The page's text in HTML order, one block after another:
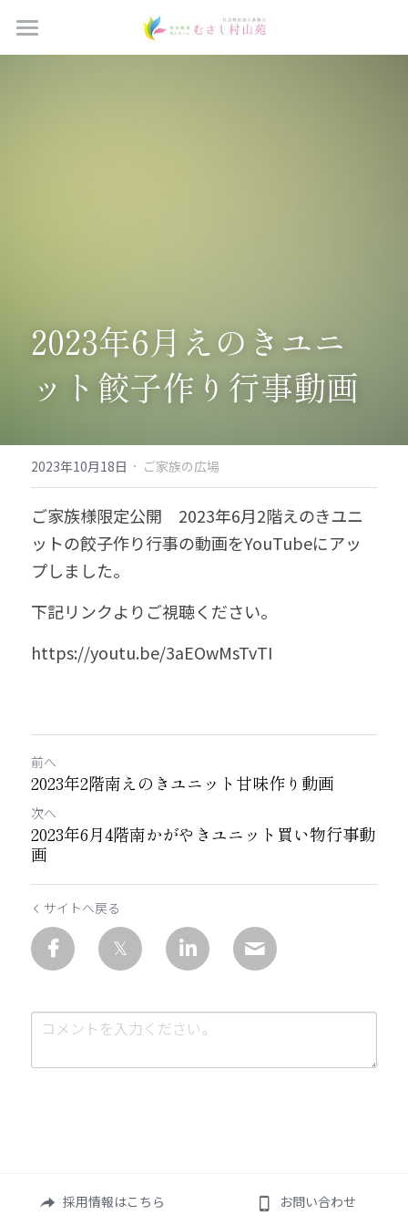
Home
採用情報
2023年6月えのきユニ
ット餃子作り行事動画
2023年10月18日 · ご家族の広場
ご家族様限定公開　2023年6月2階えのきユニ
ットの餃子作り行事の動画をYouTubeにアッ
プしました。
下記リンクよりご視聴ください。
https://youtu.be/3aEOwMsTvTI
前へ
2023年2階南えのきユニット甘味作り動画
次へ
2023年6月4階南かがやきユニット買い物行事動
画
サイトへ戻る
送信 キャンセル
採用情報はこちら お問い合わせ